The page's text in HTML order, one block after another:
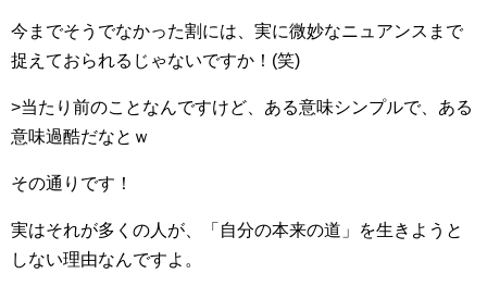
今までそうでなかった割には、実に微妙なニュアンスまで
捉えておられるじゃないですか！(笑)
>当たり前のことなんですけど、ある意味シンプルで、ある
意味過酷だなとｗ
その通りです！
実はそれが多くの人が、「自分の本来の道」を生きようと
しない理由なんですよ。